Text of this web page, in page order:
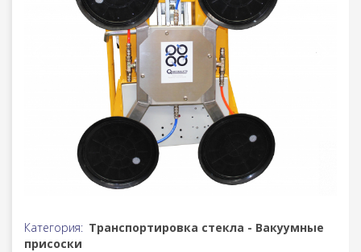
Категория: Транспортировка стекла - Вакуумные
присоски